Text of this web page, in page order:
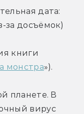
дата:
за досъёмок)
книги
монстра»).
планете. В
вирус